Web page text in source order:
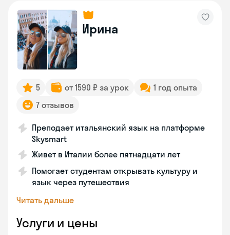
Ирина
5 от 1590 ₽ за урок
1 год опыта
7 отзывов
Преподает итальянский язык на платформе
Skysmart
Живет в Италии более пятнадцати лет
Помогает студентам открывать культуру и
язык через путешествия
Читать дальше
Услуги и цены